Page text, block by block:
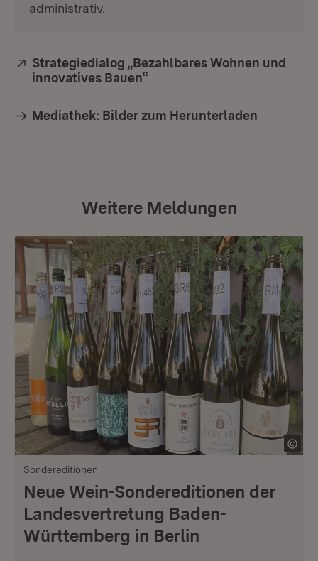
administrativ.
Extern:
Strategiedialog „Bezahlbares Wohnen und
innovatives Bauen“
Mediathek: Bilder zum Herunterladen
Weitere Meldungen
Sondereditionen
Neue Wein-Sondereditionen der
Landesvertretung Baden-
Württemberg in Berlin